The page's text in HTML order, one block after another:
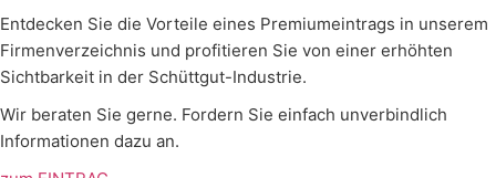
Entdecken Sie die Vorteile eines Premiumeintrags in unserem
Firmenverzeichnis und profitieren Sie von einer erhöhten
Sichtbarkeit in der Schüttgut-Industrie.
Wir beraten Sie gerne. Fordern Sie einfach unverbindlich
Informationen dazu an.